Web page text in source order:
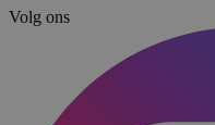
Volg ons